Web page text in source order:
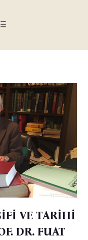
VE TARİHİ
DR. FUAT